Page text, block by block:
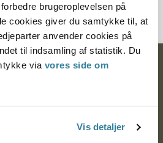
brugeroplevelsen på
cookies giver du samtykke til, at
anvender cookies på
til indsamling af statistik. Du
via vores side om
Vis detaljer